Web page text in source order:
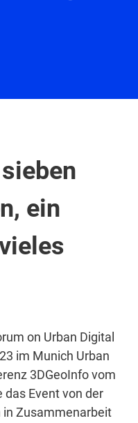
ein
on Urban Digital
im Munich Urban
3DGeoInfo vom
das Event von der
Zusammenarbeit